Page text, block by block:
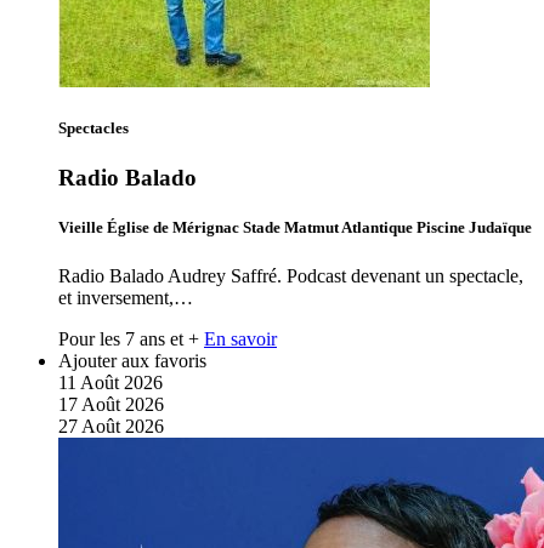
Spectacles
Radio Balado
Vieille Église de Mérignac Stade Matmut Atlantique Piscine Judaïque
Radio Balado Audrey Saffré. Podcast devenant un spectacle,
et inversement,…
Pour les 7 ans et + En savoir
Ajouter aux favoris
11 Août 2026
17 Août 2026
27 Août 2026